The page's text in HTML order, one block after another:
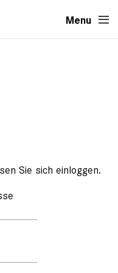
Menu
Sie sich einloggen.